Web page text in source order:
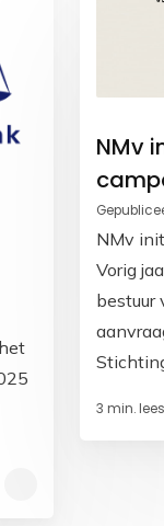
NMv
NMv
Vorig
bestuur
3 min.